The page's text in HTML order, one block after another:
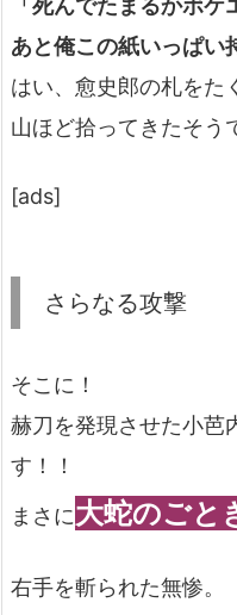
「死んでたまるかボケ
あと俺この紙いっぱい
はい、愈史郎の札をた
山ほど拾ってきたそう
[ads]
さらなる攻撃
そこに！
赫刀を発現させた小芭
す！！
まさに大蛇のごと
右手を斬られた無惨。